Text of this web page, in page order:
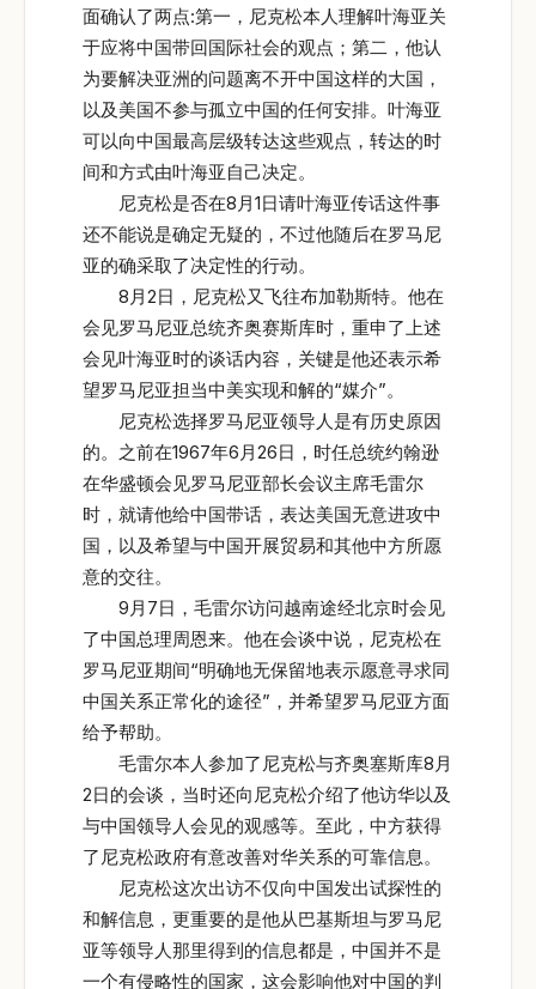
面确认了两点:第一，尼克松本人理解叶海亚关
于应将中国带回国际社会的观点；第二，他认
为要解决亚洲的问题离不开中国这样的大国，
以及美国不参与孤立中国的任何安排。叶海亚
可以向中国最高层级转达这些观点，转达的时
间和方式由叶海亚自己决定。
尼克松是否在8月1日请叶海亚传话这件事
还不能说是确定无疑的，不过他随后在罗马尼
亚的确采取了决定性的行动。
8月2日，尼克松又飞往布加勒斯特。他在
会见罗马尼亚总统齐奥赛斯库时，重申了上述
会见叶海亚时的谈话内容，关键是他还表示希
望罗马尼亚担当中美实现和解的“媒介”。
尼克松选择罗马尼亚领导人是有历史原因
的。之前在1967年6月26日，时任总统约翰逊
在华盛顿会见罗马尼亚部长会议主席毛雷尔
时，就请他给中国带话，表达美国无意进攻中
国，以及希望与中国开展贸易和其他中方所愿
意的交往。
9月7日，毛雷尔访问越南途经北京时会见
了中国总理周恩来。他在会谈中说，尼克松在
罗马尼亚期间“明确地无保留地表示愿意寻求同
中国关系正常化的途径”，并希望罗马尼亚方面
给予帮助。
毛雷尔本人参加了尼克松与齐奥塞斯库8月
2日的会谈，当时还向尼克松介绍了他访华以及
与中国领导人会见的观感等。至此，中方获得
了尼克松政府有意改善对华关系的可靠信息。
尼克松这次出访不仅向中国发出试探性的
和解信息，更重要的是他从巴基斯坦与罗马尼
亚等领导人那里得到的信息都是，中国并不是
一个有侵略性的国家，这会影响他对中国的判